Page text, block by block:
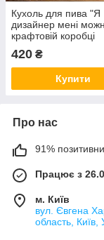
Кухоль для пива "Я
дизайнер мені
крафтовій коробці
420 ₴
Купити
Про нас
91%
Працює з
м. Київ
вул. Євгена
область, Київ,